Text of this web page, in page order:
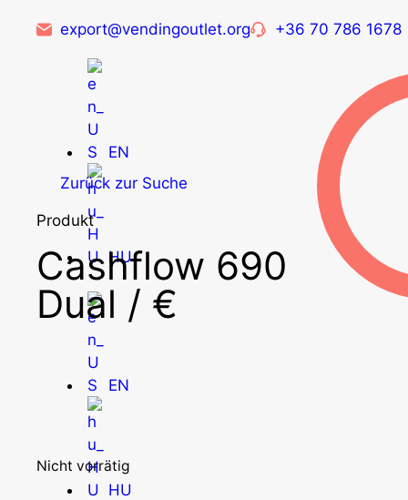
export@vendingoutlet.org +36 70 786 1678
EN
HU
EN
HU
Zurück zur Suche
Produkt
Cashflow 690
Dual / €
Nicht vorrätig